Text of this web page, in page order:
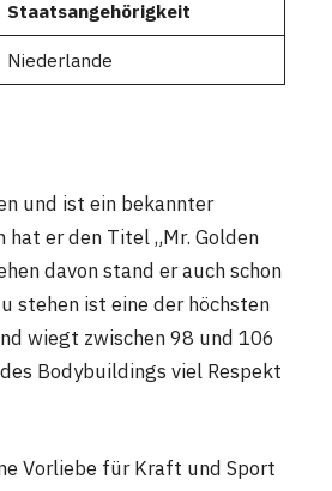
Staatsangehörigkeit
Niederlande
und ist ein bekannter
er den Titel „Mr. Golden
davon stand er auch schon
stehen ist eine der höchsten
wiegt zwischen 98 und 106
Bodybuildings viel Respekt
Vorliebe für Kraft und Sport